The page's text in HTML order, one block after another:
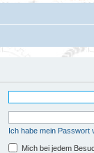
Ich habe mein Passwort
Mich bei jedem